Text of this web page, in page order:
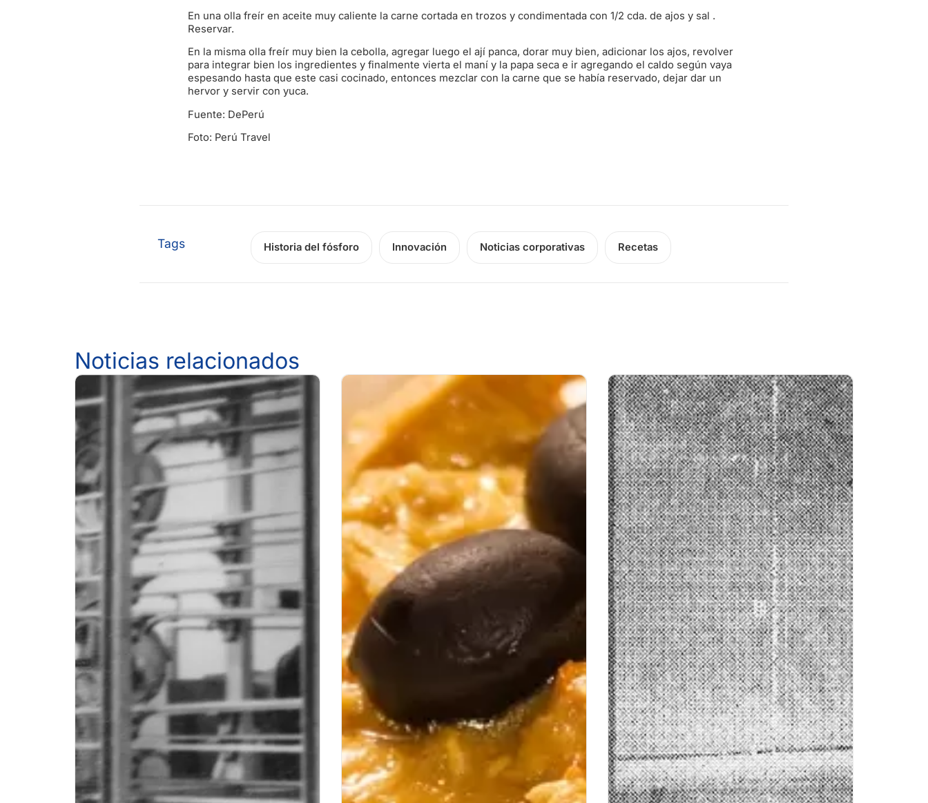
En una olla freír en aceite muy caliente la carne cortada en trozos y condimentada con 1/2 cda. de ajos y sal .
Reservar.
En la misma olla freír muy bien la cebolla, agregar luego el ají panca, dorar muy bien, adicionar los ajos, revolver
para integrar bien los ingredientes y finalmente vierta el maní y la papa seca e ir agregando el caldo según vaya
espesando hasta que este casi cocinado, entonces mezclar con la carne que se había reservado, dejar dar un
hervor y servir con yuca.
Fuente: DePerú
Foto: Perú Travel
Tags Recetas
Noticias corporativas
Innovación
Historia del fósforo
Noticias relacionados